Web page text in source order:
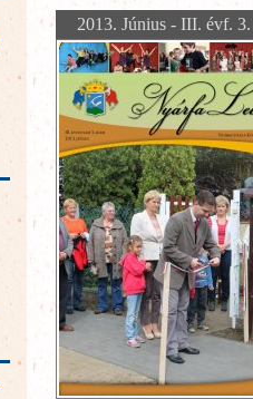
2013. Június - III. évf. 3.